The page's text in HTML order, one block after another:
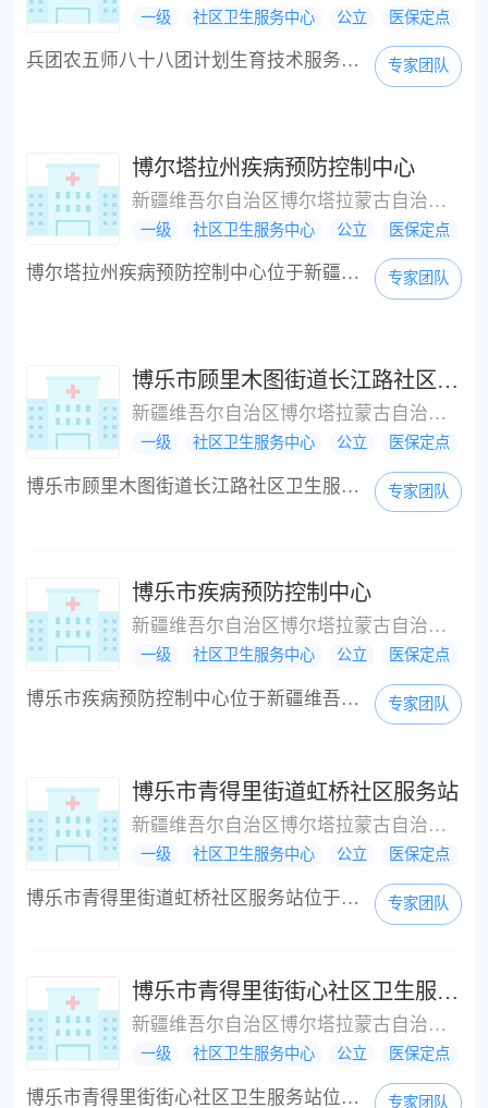
一级 社区卫生服务中心 公立 医保定点
兵团农五师八十八团计划生育技术服务站位于新疆维吾尔自治区博尔塔拉蒙古自治州温泉县八十八团学校西侧(农五师八十八团职工医院)，是一所基层卫生医疗机构。兵团农五师八十八团计划生育技术服务站周边的公交站有周边1公里内没有公交车，周边的公交线路有周边1公里内没有公交车；注意：兵团农五师八十八团计划生育技术服务站在农五师八十八团职工医院附近（方向0.0左右）；暂无联系电话。 专家团队
博尔塔拉州疾病预防控制中心
新疆维吾尔自治区博尔塔拉蒙古自治州博乐市青得里大街西157
一级 社区卫生服务中心 公立 医保定点
博尔塔拉州疾病预防控制中心位于新疆维吾尔自治区博尔塔拉蒙古自治州博乐市青得里大街西157，是一所基层卫生医疗机构。博尔塔拉州疾病预防控制中心周边的公交站有州医院，州公安局(S304)，博乐市二小，州实验中学，州党委，市八中，西郊客运站，兴博市场，邮政支局，州财政局，和平路，州蒙医院，市第一小学，三金公司，赛里木酒业公司，市畜牧局，周边的公交线路有1路，2路，6路，7路等；注意：博尔塔拉州疾病预防控制中心在州疾控中... 专家团队
博乐市顾里木图街道长江路社区卫生服务站社区门诊
新疆维吾尔自治区博尔塔拉蒙古自治州博乐市北京北路50
一级 社区卫生服务中心 公立 医保定点
博乐市顾里木图街道长江路社区卫生服务站社区门诊位于新疆维吾尔自治区博尔塔拉蒙古自治州博乐市北京北路50，是一所基层卫生医疗机构。博乐市顾里木图街道长江路社区卫生服务站社区门诊周边的公交站有再生利用公司，红星市场，州汇源驾校，广众修理厂，州人力市场，州供销社，州社保局，农五师法院，州人力资源市场，州人力市场，师种子站，中华财险公司，农五师党校，电力宾馆，广众修理厂，农五师党校，周边的公交线路有1路，2路... 专家团队
博乐市疾病预防控制中心
新疆维吾尔自治区博尔塔拉蒙古自治州博乐市
一级 社区卫生服务中心 公立 医保定点
博乐市疾病预防控制中心位于新疆维吾尔自治区博尔塔拉蒙古自治州博乐市，是一所基层卫生医疗机构。博乐市疾病预防控制中心周边的公交站有飞越名品，好利安超市，中亚大酒店，军分区，州建筑设计院，市第一小学，北京桥，州客运站，州工商局，市财政局，中山医院，联通公司，友好商城，州邮政局，州蒙医院，移动公司，周边的公交线路有1路，3路，7路，2路，6路等；注意：博乐市疾病预防控制中心在博乐市业余体校附近（西方向87米左右... 专家团队
博乐市青得里街道虹桥社区服务站
新疆维吾尔自治区博尔塔拉蒙古自治州博乐市建国东路144
一级 社区卫生服务中心 公立 医保定点
博乐市青得里街道虹桥社区服务站位于新疆维吾尔自治区博尔塔拉蒙古自治州博乐市建国东路144，是一所基层卫生医疗机构。博乐市青得里街道虹桥社区服务站周边的公交站有博赛水泥厂，州党校，锦绣花苑，洪桥，师医院，农五师医院，锦绣花苑，清真寺，工程团，师建设局，天山路，师园艺公司，客运小区，皮革厂，周边的公交线路有2路，3路，7路，1路等；注意：博乐市青得里街道虹桥社区服务站在楚星绿城北门附近（东方向108米左右）；我们... 专家团队
博乐市青得里街街心社区卫生服务站
新疆维吾尔自治区博尔塔拉蒙古自治州博乐市团结北路570
一级 社区卫生服务中心 公立 医保定点
博乐市青得里街街心社区卫生服务站位于新疆维吾尔自治区博尔塔拉蒙古自治州博乐市团结北路570，是一所基层卫生医疗机构。博乐市青得里街街心社区卫生服务站周边的公交站有中亚大酒店，市财政局，友好商城，州邮政局，飞越名品，移动公司，州工商局，中山医院，天宝金店，好利安超市，嘉力市场，嘉利市场，州建筑设计院，市财政局，东郊客运站，市第一小学，周边的公交线路有1路，2路，3路，6路，7路等；注意：博乐市青得里街街心社区... 专家团队